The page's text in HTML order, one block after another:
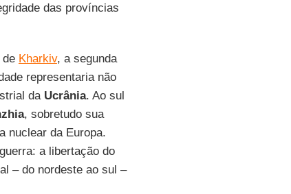
das províncias
Kharkiv, a segunda
representaria não
da Ucrânia. Ao sul
, sobretudo sua
nuclear da Europa.
a libertação do
– do nordeste ao sul –